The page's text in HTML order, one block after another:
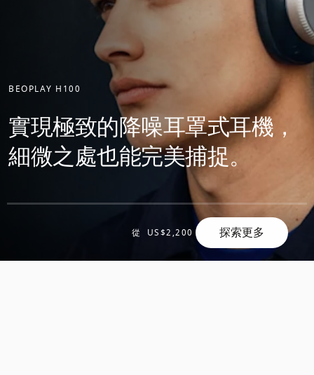
BEOPLAY H100
實現極致的降噪耳罩式耳機，
細微之處也能完美捕捉。
從 US$2,200 探索更多